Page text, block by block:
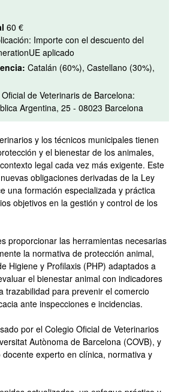
60 €
Importe con el descuento del
aplicado
Catalán (60%), Castellano (30%),
Oficial de Veterinaris de Barcelona:
Argentina, 25 - 08023 Barcelona
y los técnicos municipales tienen
y el bienestar de los animales,
legal cada vez más exigente. Este
obligaciones derivadas de la Ley
una formación especializada y práctica
objetivos en la gestión y control de los
proporcionar las herramientas necesarias
la normativa de protección animal,
Higiene y Profilaxis (PHP) adaptados a
el bienestar animal con indicadores
trazabilidad para prevenir el comercio
ante inspecciones e incidencias.
por el Colegio Oficial de Veterinarios
Autònoma de Barcelona (COVB), y
experto en clínica, normativa y